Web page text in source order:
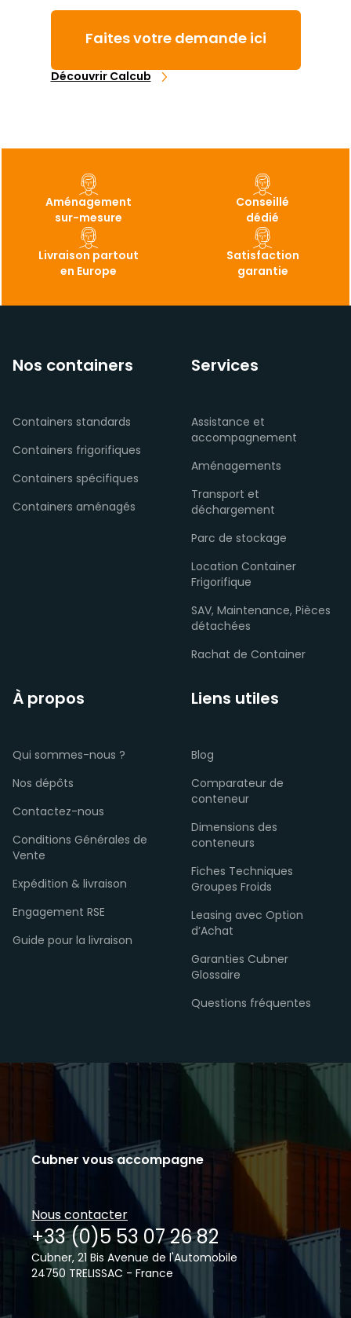
Faites votre demande ici
Découvrir Calcub
Aménagement
sur-mesure
Conseillé
dédié
Livraison partout
en Europe
Satisfaction
garantie
Cubner vous accompagne
Nous contacter
+33 (0)5 53 07 26 82
Cubner, 21 Bis Avenue de l'Automobile
24750 TRELISSAC - France
Nos containers
Containers standards
Containers frigorifiques
Containers spécifiques
Containers aménagés
Services
Assistance et
accompagnement
Aménagements
Transport et
déchargement
Parc de stockage
Location Container
Frigorifique
SAV, Maintenance, Pièces
détachées
Rachat de Container
À propos
Qui sommes-nous ?
Nos dépôts
Contactez-nous
Conditions Générales de
Vente
Expédition & livraison
Engagement RSE
Guide pour la livraison
Liens utiles
Blog
Comparateur de
conteneur
Dimensions des
conteneurs
Fiches Techniques
Groupes Froids
Leasing avec Option
d’Achat
Garanties Cubner
Glossaire
Questions fréquentes